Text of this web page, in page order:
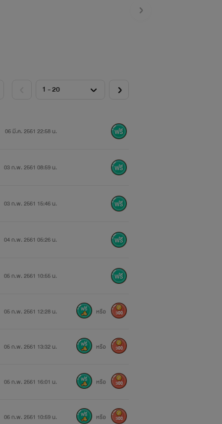
ร่างกายของเธอก็สัมผัสกับแก่นกาย
ร่างบางก็หมดแรงไปเสียดื้อๆ
06 มี.ค. 2561 22:58 น.
03 ก.พ. 2561 08:59 น.
03 ก.พ. 2561 15:46 น.
04 ก.พ. 2561 05:26 น.
05 ก.พ. 2561 10:55 น.
05 ก.พ. 2561 12:28 น. หรือ 300
05 ก.พ. 2561 13:32 น. หรือ 300
05 ก.พ. 2561 16:01 น. หรือ 300
06 ก.พ. 2561 10:59 น. หรือ 300